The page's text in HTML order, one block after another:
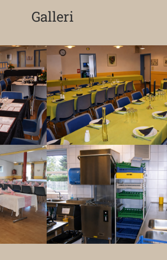
Galleri
Show larger version
Show larger version